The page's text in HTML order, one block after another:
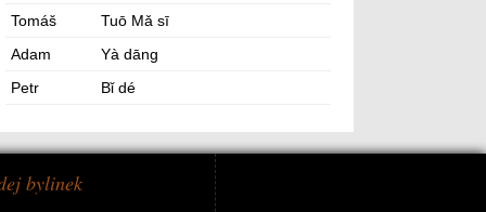
Tomáš
Tuō Mǎ sī
Adam
Yà dāng
Petr
Bǐ dé
bylinek